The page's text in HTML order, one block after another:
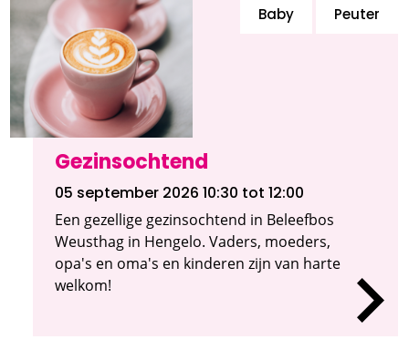
Gezinsochtend
Baby Peuter
05 september 2026 10:30 tot 12:00
Een gezellige gezinsochtend in Beleefbos
Weusthag in Hengelo. Vaders, moeders,
opa's en oma's en kinderen zijn van harte
welkom!